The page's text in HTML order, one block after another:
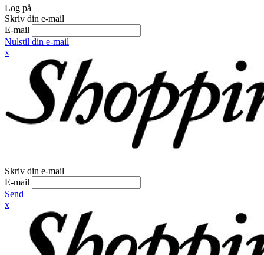
Log på
Skriv din e-mail
E-mail
Nulstil din e-mail
x
Skriv din e-mail
E-mail
Send
x